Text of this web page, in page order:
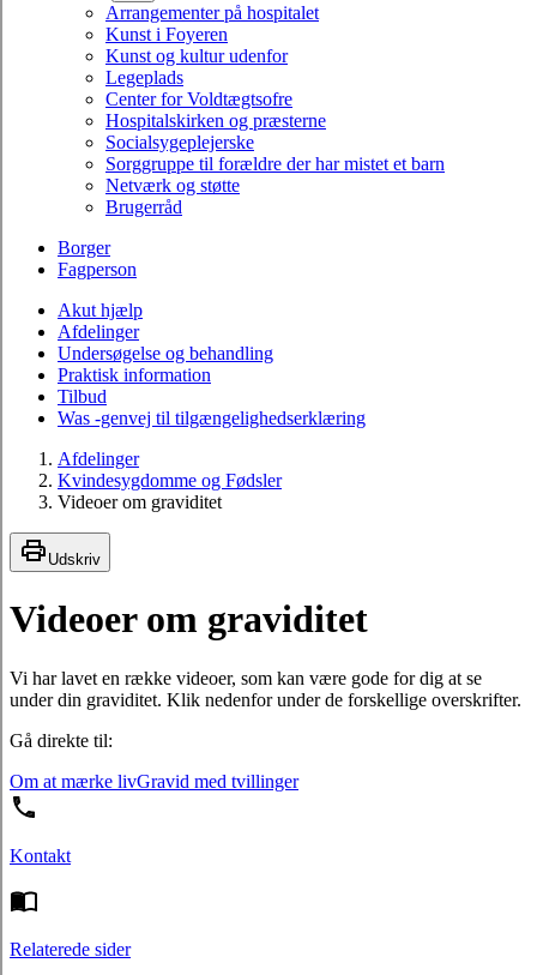
Arrangementer på hospitalet
Kunst i Foyeren
Kunst og kultur udenfor
Legeplads
Center for Voldtægtsofre
Hospitalskirken og præsterne
Socialsygeplejerske
Sorggruppe til forældre der har mistet et barn
Netværk og støtte
Brugerråd
Borger
Fagperson
Akut hjælp
Afdelinger
Undersøgelse og behandling
Praktisk information
Tilbud
Was -genvej til tilgængelighedserklæring
Afdelinger
Kvindesygdomme og Fødsler
Videoer om graviditet
Udskriv
Videoer om graviditet
Vi har lavet en række videoer, som kan være gode for dig at se
under din graviditet. Klik nedenfor under de forskellige overskrifter.
Gå direkte til:
Om at mærke livGravid med tvillinger
Kontakt
Relaterede sider